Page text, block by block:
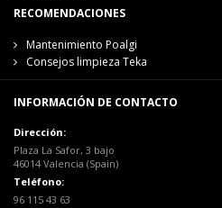
RECOMENDACIONES
Mantenimiento Poalgi
Consejos limpieza Teka
INFORMACIÓN DE CONTACTO
Dirección:
Plaza La Safor, 3 bajo
46014 Valencia (Spain)
Teléfono:
96 115 43 63